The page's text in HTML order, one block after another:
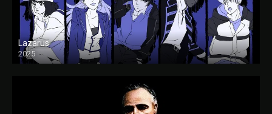
Lazarus
2025